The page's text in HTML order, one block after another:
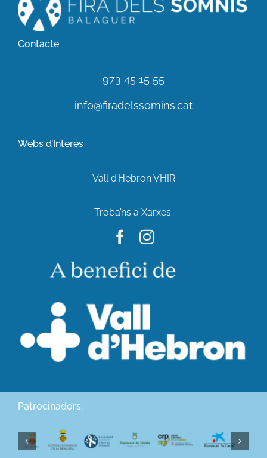
Contacte
973 45 15 55
info@firadelssomins.cat
Webs d’Interès
Vall d’Hebron VHIR
Troba’ns a Xarxes:
Patrocinadors: